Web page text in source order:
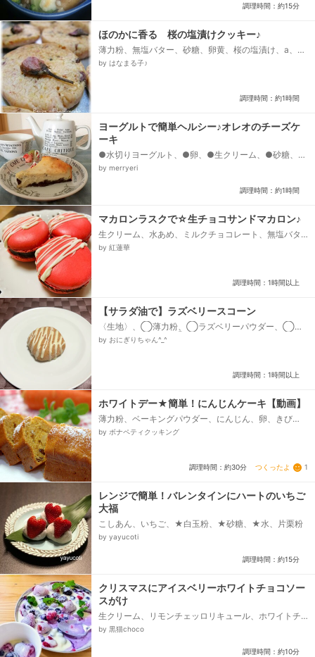
調理時間：約15分
ほのかに香る 桜の塩漬けクッキー♪
薄力粉、無塩バター、砂糖、卵黄、桜の塩漬け、a、桜
の塩漬け、b
by はなまる子♪
調理時間：約1時間
ヨーグルトで簡単ヘルシー♪オレオのチーズケ
ーキ
●水切りヨーグルト、●卵、●生クリーム、●砂糖、●
小麦粉、●レモン汁、オレオ、バターまたはオリーブ
by merryeri
調理時間：約1時間
マカロンラスクで☆生チョコサンドマカロン♪
生クリーム、水あめ、ミルクチョコレート、無塩バタ
ー、マカロンラスク、ホワイトチョコレート
by 紅蓮華
調理時間：1時間以上
【サラダ油で】ラズベリースコーン
〈生地〉、◯薄力粉、◯ラズベリーパウダー、◯ベ
ーキングパウダー、◯砂糖、サラダ油、牛乳、〈ソー
by おにぎりちゃん^_^
調理時間：1時間以上
ホワイトデー★簡単！にんじんケーキ【動画】
薄力粉、ベーキングパウダー、にんじん、卵、きび
糖、レーズン、ラム酒、クルミ(ロースト）、シナモ
by ボナペティクッキング
調理時間：約30分 つくったよ 1
レンジで簡単！バレンタインにハートのいちご
大福
こしあん、いちご、★白玉粉、★砂糖、★水、片栗粉
by yayucoti
調理時間：約15分
クリスマスにアイスベリーホワイトチョコソー
スがけ
生クリーム、リモンチェッロリキュール、ホワイトチ
ョコレート、冷凍ミックスベリー
by 黒猫choco
調理時間：約10分